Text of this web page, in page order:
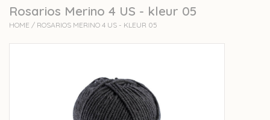
Accessoires
workshops
Rosarios Merino 4 US - kleur 05
HOME / ROSARIOS MERINO 4 US - KLEUR 05